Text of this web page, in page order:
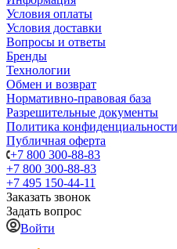
Условия оплаты
Условия доставки
Вопросы и ответы
Бренды
Технологии
Обмен и возврат
Нормативно-правовая база
Разрешительные документы
Политика конфиденциальности
Публичная оферта
+7 800 300-88-83
+7 800 300-88-83
+7 495 150-44-11
Заказать звонок
Задать вопрос
Войти